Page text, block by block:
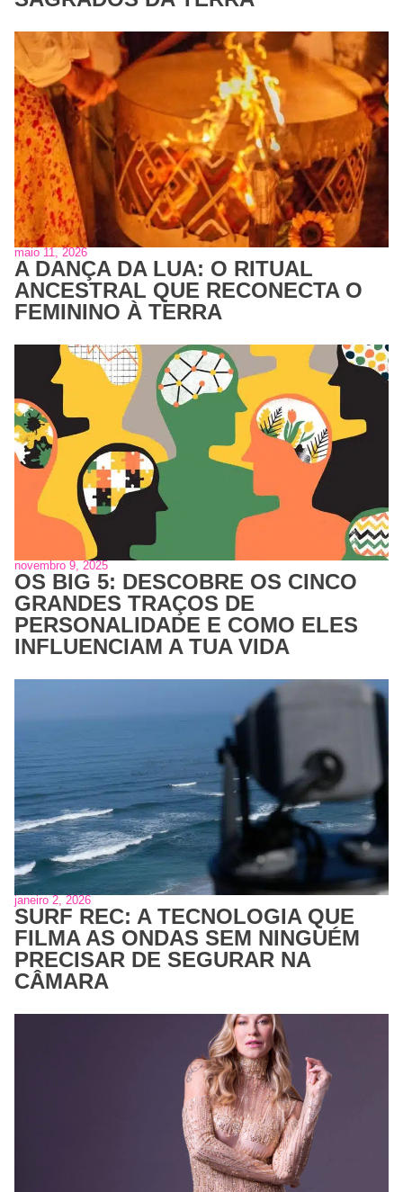
maio 11, 2026
A DANÇA DA LUA: O RITUAL
ANCESTRAL QUE RECONECTA O
FEMININO À TERRA
novembro 9, 2025
OS BIG 5: DESCOBRE OS CINCO
GRANDES TRAÇOS DE
PERSONALIDADE E COMO ELES
INFLUENCIAM A TUA VIDA
janeiro 2, 2026
SURF REC: A TECNOLOGIA QUE
FILMA AS ONDAS SEM NINGUÉM
PRECISAR DE SEGURAR NA
CÂMARA